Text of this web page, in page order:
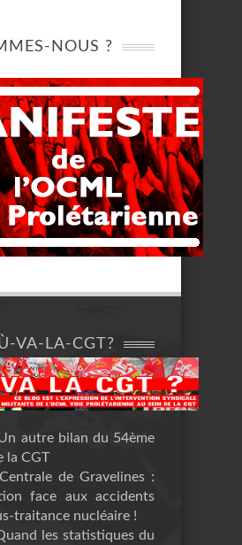
NOUS ?
VA-LA-CGT?
autre bilan du 54ème
la CGT
de Gravelines :
face aux accidents
traitance nucléaire !
les statistiques du